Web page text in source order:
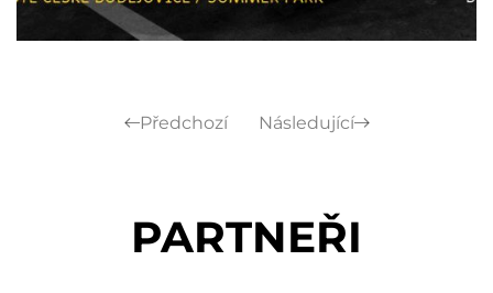
Předchozí Následující
PARTNEŘI